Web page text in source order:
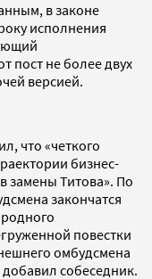
в законе
исполнения
пост не более двух
версией.
что «четкого
бизнес-
замены Титова». По
закончатся
повестки
омбудсмена
собеседник.